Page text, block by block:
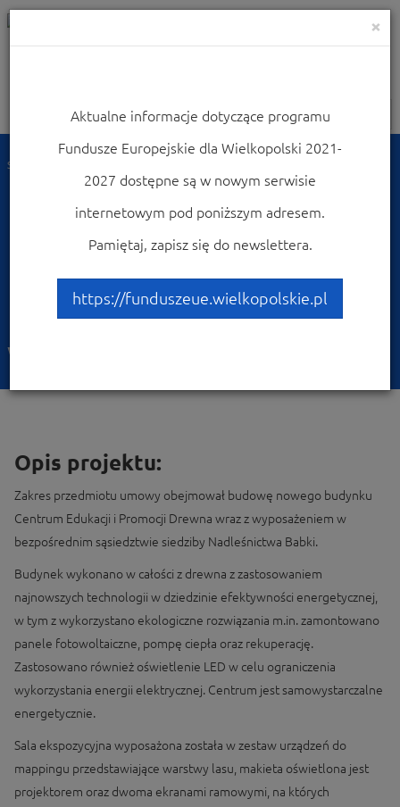
Nawigacja
Strona główna
Przykłady najciekawszych projektów
Budowa „Centrum
Edukacji i Promocji
Drewna” wraz z
wyposażeniem.
Opis projektu:
Zakres przedmiotu umowy obejmował budowę nowego budynku
Centrum Edukacji i Promocji Drewna wraz z wyposażeniem w
bezpośrednim sąsiedztwie siedziby Nadleśnictwa Babki.
Budynek wykonano w całości z drewna z zastosowaniem
najnowszych technologii w dziedzinie efektywności energetycznej,
w tym z wykorzystano ekologiczne rozwiązania m.in. zamontowano
panele fotowoltaiczne, pompę ciepła oraz rekuperację.
Zastosowano również oświetlenie LED w celu ograniczenia
wykorzystania energii elektrycznej. Centrum jest samowystarczalne
energetycznie.
Sala ekspozycyjna wyposażona została w zestaw urządzeń do
mappingu przedstawiające warstwy lasu, makieta oświetlona jest
projektorem oraz dwoma ekranami ramowymi, na których
×
Aktualne informacje dotyczące programu
Fundusze Europejskie dla Wielkopolski 2021-
2027 dostępne są w nowym serwisie
internetowym pod poniższym adresem.
Pamiętaj, zapisz się do newslettera.
https://funduszeue.wielkopolskie.pl